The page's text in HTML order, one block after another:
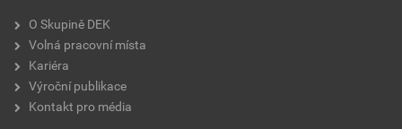
O Skupině DEK
Volná pracovní místa
Kariéra
Výroční publikace
Kontakt pro média